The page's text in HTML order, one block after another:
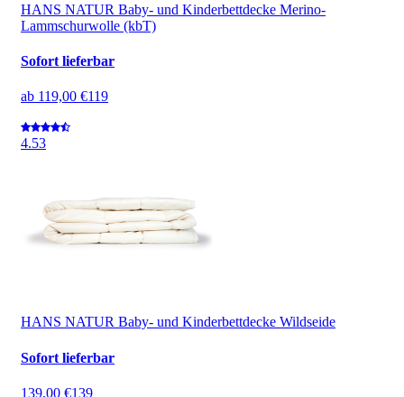
HANS NATUR Baby- und Kinderbettdecke Merino-
Lammschurwolle (kbT)
Sofort lieferbar
ab 119,00 €119
4.53
HANS NATUR Baby- und Kinderbettdecke Wildseide
Sofort lieferbar
139,00 €139